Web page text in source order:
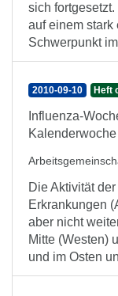
sich
auf einem stark
Schwerpunkt
2010-09-10 Heft
Influenza-
Die Aktivität
Erkrankungen
aber nicht
Mitte (Westen)
und im Osten